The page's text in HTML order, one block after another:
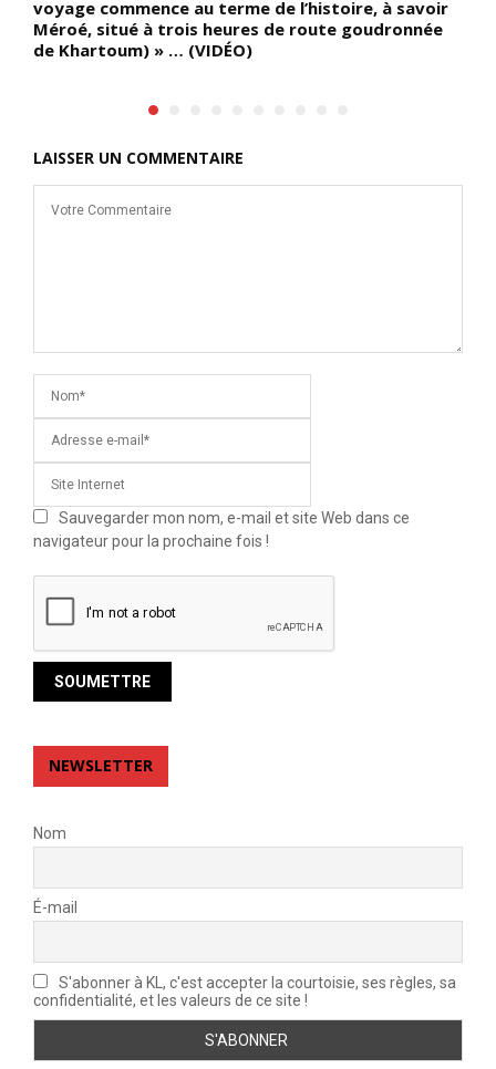
voyage commence au terme de l’histoire, à savoir
Méroé, situé à trois heures de route goudronnée
de Khartoum) » … (VIDÉO)
LAISSER UN COMMENTAIRE
Sauvegarder mon nom, e-mail et site Web dans ce
navigateur pour la prochaine fois !
NEWSLETTER
Nom
É-mail
S'abonner à KL, c'est accepter la courtoisie, ses règles, sa
confidentialité, et les valeurs de ce site !